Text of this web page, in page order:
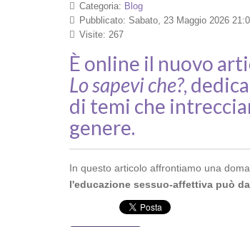
Categoria: Blog
Pubblicato: Sabato, 23 Maggio 2026
Visite: 267
È online il nuovo
Lo sapevi che?,
di temi che
genere.
In questo articolo affrontiamo una
l'educazione sessuo-affettiva può